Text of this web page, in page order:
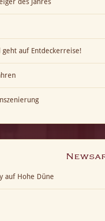
auf Entdeckerreise!
auf Hohe Düne